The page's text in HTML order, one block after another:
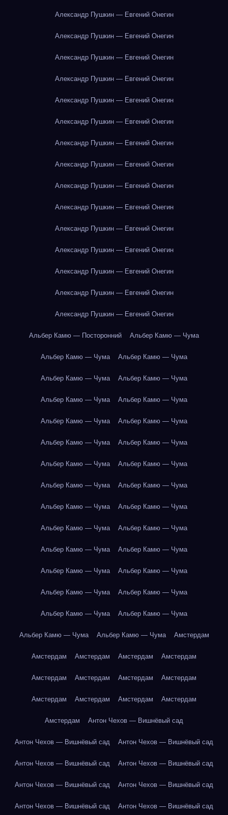
Александр Пушкин — Евгений Онегин
Александр Пушкин — Евгений Онегин
Александр Пушкин — Евгений Онегин
Александр Пушкин — Евгений Онегин
Александр Пушкин — Евгений Онегин
Александр Пушкин — Евгений Онегин
Александр Пушкин — Евгений Онегин
Александр Пушкин — Евгений Онегин
Александр Пушкин — Евгений Онегин
Александр Пушкин — Евгений Онегин
Александр Пушкин — Евгений Онегин
Александр Пушкин — Евгений Онегин
Александр Пушкин — Евгений Онегин
Александр Пушкин — Евгений Онегин
Александр Пушкин — Евгений Онегин
Альбер Камю — Посторонний Альбер Камю — Чума
Альбер Камю — Чума Альбер Камю — Чума
Альбер Камю — Чума Альбер Камю — Чума
Альбер Камю — Чума Альбер Камю — Чума
Альбер Камю — Чума Альбер Камю — Чума
Альбер Камю — Чума Альбер Камю — Чума
Альбер Камю — Чума Альбер Камю — Чума
Альбер Камю — Чума Альбер Камю — Чума
Альбер Камю — Чума Альбер Камю — Чума
Альбер Камю — Чума Альбер Камю — Чума
Альбер Камю — Чума Альбер Камю — Чума
Альбер Камю — Чума Альбер Камю — Чума
Альбер Камю — Чума Альбер Камю — Чума
Альбер Камю — Чума Альбер Камю — Чума
Альбер Камю — Чума Альбер Камю — Чума Амстердам
Амстердам Амстердам Амстердам Амстердам
Амстердам Амстердам Амстердам Амстердам
Амстердам Амстердам Амстердам Амстердам
Амстердам Антон Чехов — Вишнёвый сад
Антон Чехов — Вишнёвый сад Антон Чехов — Вишнёвый сад
Антон Чехов — Вишнёвый сад Антон Чехов — Вишнёвый сад
Антон Чехов — Вишнёвый сад Антон Чехов — Вишнёвый сад
Антон Чехов — Вишнёвый сад Антон Чехов — Вишнёвый сад